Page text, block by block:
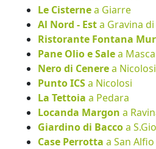
Le Cisternea Giarre
Al Nord - Esta Gravina
Ristorante Fontana
Pane Olio e Salea
Nero di Cenerea Nicolosi
Punto ICSa Nicolosi
La Tettoia a Pedara
Locanda Margon a
Giardino di Baccoa
Case Perrotta a San Alfio